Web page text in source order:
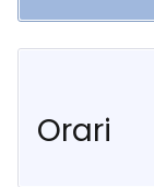
Orari